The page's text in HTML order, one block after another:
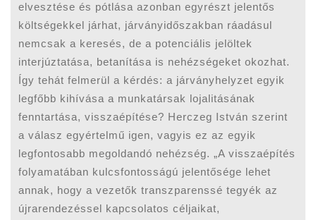
elvesztése és pótlása azonban egyrészt jelentős
költségekkel járhat, járványidőszakban ráadásul
nemcsak a keresés, de a potenciális jelöltek
interjúztatása, betanítása is nehézségeket okozhat.
Így tehát felmerül a kérdés: a járványhelyzet egyik
legfőbb kihívása a munkatársak lojalitásának
fenntartása, visszaépítése? Herczeg István szerint
a válasz egyértelmű igen, vagyis ez az egyik
legfontosabb megoldandó nehézség. „A visszaépítés
folyamatában kulcsfontosságú jelentősége lehet
annak, hogy a vezetők transzparenssé tegyék az
újrarendezéssel kapcsolatos céljaikat,